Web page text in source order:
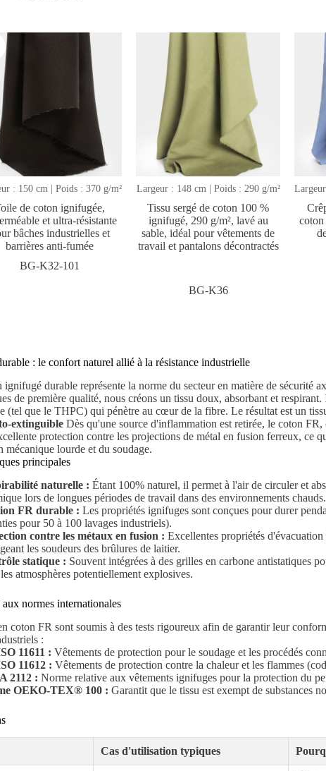
: 150 cm | Poids : 370 g/m²
de coton ignifugée,
et ultra-résistante
bâches industrielles et
barrières anti-fumée
BG-K32-101
Largeur : 148 cm | Poids : 290 g/m²
Tissu sergé de coton 100 %
ignifugé, 290 g/m², lavé au
sable, idéal pour vêtements de
travail et pantalons décontractés
BG-K36
: le confort naturel allié à la résistance industrielle
ignifugé durable représente la norme du secteur en matière de sécurité
de première qualité, nous créons un tissu doux, absorbant et
(tel que le THPC) qui pénètre au cœur de la fibre. Le résultat est un
extinguible Dès qu'une source d'inflammation est retirée, le coton
protection contre les projections de métal en fusion ferreux, ce
mécanique lourde et du soudage.
principales
naturelle : Étant 100% naturel, il permet à l'air de circuler et
lors de longues périodes de travail dans des environnements chauds.
FR durable : Les propriétés ignifuges sont conçues pour durer
pour 50 à 100 lavages industriels).
contre les métaux en fusion : Excellentes propriétés
les soudeurs des brûlures de laitier.
statique : Souvent intégrées à des grilles en carbone antistatiques
atmosphères potentiellement explosives.
normes internationales
coton FR sont soumis à des tests rigoureux afin de garantir leur
:
11611 : Vêtements de protection pour le soudage et les procédés
11612 : Vêtements de protection contre la chaleur et les flammes
2112 : Norme relative aux vêtements ignifuges pour la protection du
OEKO-TEX® 100 : Garantit que le tissu est exempt de substances
Cas d'utilisation typiques